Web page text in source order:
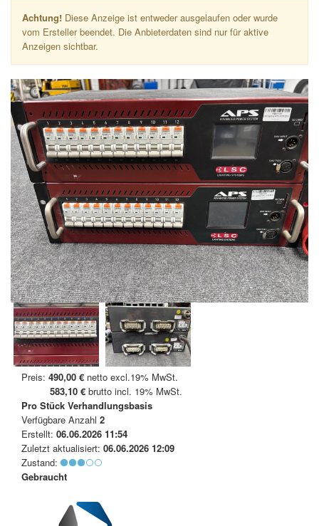
Achtung! Diese Anzeige ist entweder ausgelaufen oder wurde
vom Ersteller beendet. Die Anbieterdaten sind nur für aktive
Anzeigen sichtbar.
Preis: 490,00 € netto excl.19% MwSt.
583,10 € brutto incl. 19% MwSt.
Pro Stück Verhandlungsbasis
Verfügbare Anzahl 2
Erstellt: 06.06.2026 11:54
Zuletzt aktualisiert: 06.06.2026 12:09
Zustand:
Gebraucht